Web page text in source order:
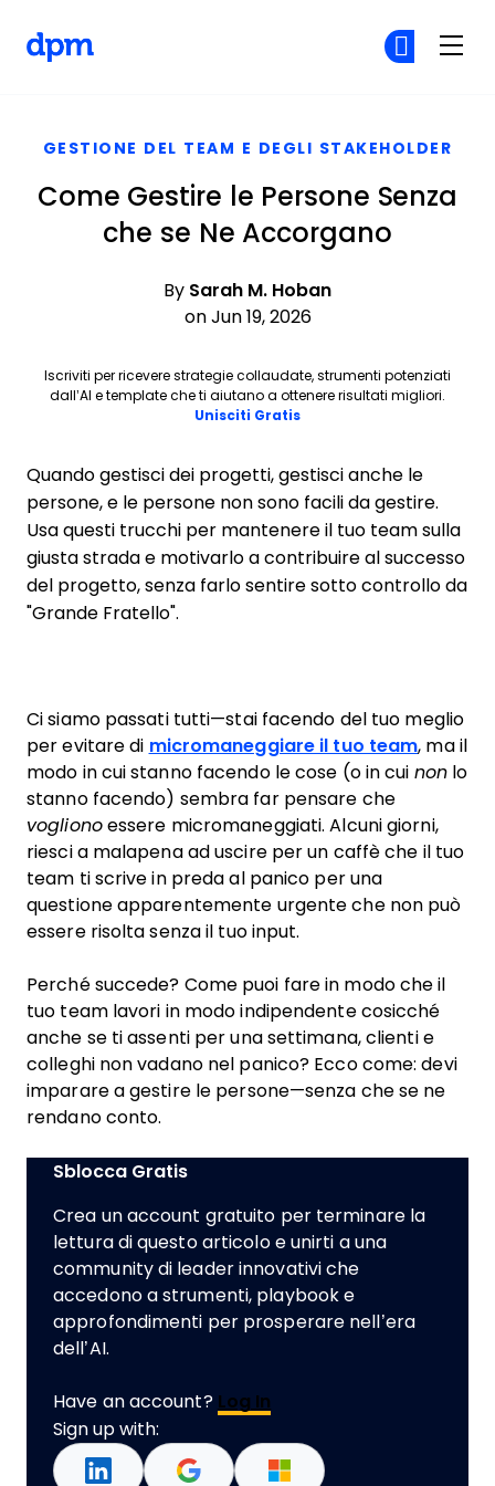
GESTIONE DEL TEAM E DEGLI STAKEHOLDER
Come Gestire le Persone Senza
che se Ne Accorgano
By Sarah M. Hoban
on Jun 19, 2026
Iscriviti per ricevere strategie collaudate, strumenti potenziati
dall’AI e template che ti aiutano a ottenere risultati migliori.
Unisciti GratisOpens new window
Quando gestisci dei progetti, gestisci anche le
persone, e le persone non sono facili da gestire.
Usa questi trucchi per mantenere il tuo team sulla
giusta strada e motivarlo a contribuire al successo
del progetto, senza farlo sentire sotto controllo da
"Grande Fratello".
Ci siamo passati tutti—stai facendo del tuo meglio
per evitare di micromaneggiare il tuo team, ma il
modo in cui stanno facendo le cose (o in cui nonlo
stanno facendo) sembra far pensare che
voglionoessere micromaneggiati. Alcuni giorni,
riesci a malapena ad uscire per un caffè che il tuo
team ti scrive in preda al panico per una
questione apparentemente urgente che non può
essere risolta senza il tuo input.
Perché succede? Come puoi fare in modo che il
tuo team lavori in modo indipendente cosicché
anche se ti assenti per una settimana, clienti e
colleghi non vadano nel panico? Ecco come: devi
imparare a gestire le persone—senza che se ne
rendano conto.
Sblocca Gratis
Crea un account gratuito per terminare la
lettura di questo articolo e unirti a una
community di leader innovativi che
accedono a strumenti, playbook e
approfondimenti per prosperare nell’era
dell’AI.
Have an account? Log In
Sign up with: